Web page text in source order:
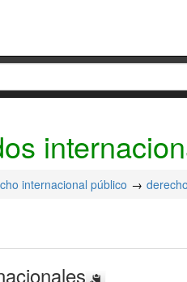
internacional público